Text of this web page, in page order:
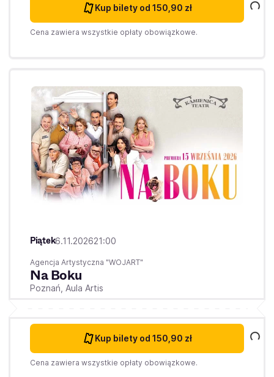
Kup bilety od 150,90 zł
Cena zawiera wszystkie opłaty obowiązkowe.
Piątek6.11.202621:00
Agencja Artystyczna "WOJART"
Na Boku
Poznań, Aula Artis
Kup bilety od 150,90 zł
Cena zawiera wszystkie opłaty obowiązkowe.